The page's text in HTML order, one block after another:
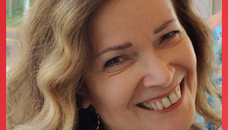
Scopri Club di Più
Le testimonianze Club di Più
La fondatrice Valeria Pilla
Annunci Donne
Agenzia matrimoniale Club di Più
Love Notebook